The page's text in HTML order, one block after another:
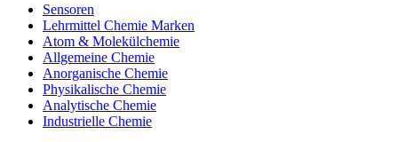
Sensoren
Lehrmittel Chemie Marken
Atom & Molekülchemie
Allgemeine Chemie
Anorganische Chemie
Physikalische Chemie
Analytische Chemie
Industrielle Chemie